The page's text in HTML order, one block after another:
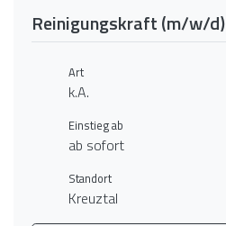
Reinigungskraft (m/w/d)
Art
k.A.
Einstieg ab
ab sofort
Standort
Kreuztal